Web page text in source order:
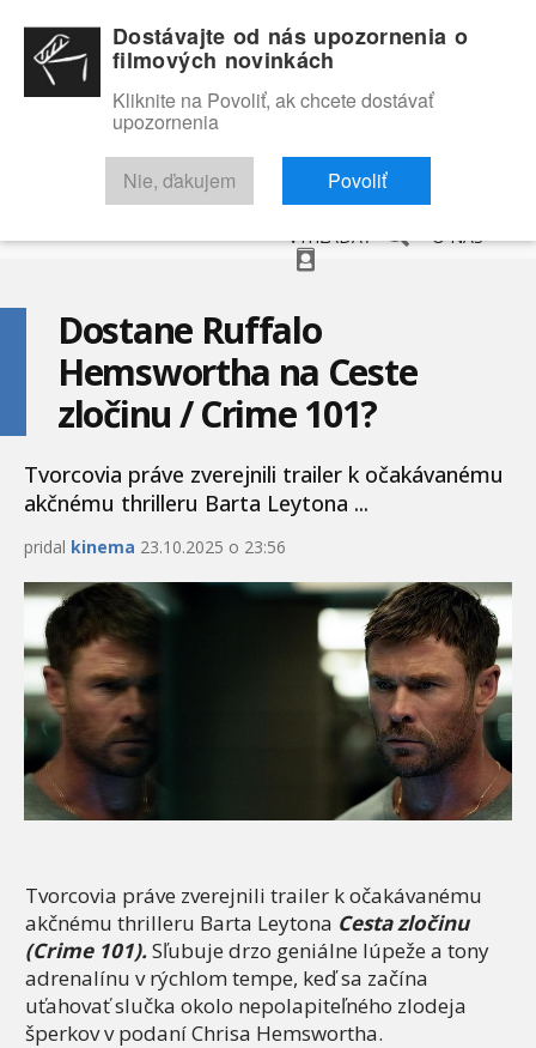
RECENZIE TRAILERY FILMOVÁ DATABÁZA
VYHĽADAŤ O NÁS
Dostane Ruffalo
Hemswortha na Ceste
zločinu / Crime 101?
Tvorcovia práve zverejnili trailer k očakávanému
akčnému thrilleru Barta Leytona ...
pridal kinema 23.10.2025 o 23:56
Tvorcovia práve zverejnili trailer k očakávanému
akčnému thrilleru Barta Leytona Cesta zločinu
(Crime 101).Sľubuje drzo geniálne lúpeže a tony
adrenalínu v rýchlom tempe, keď sa začína
uťahovať slučka okolo nepolapiteľného zlodeja
šperkov v podaní Chrisa Hemswortha.
Dostávajte od nás upozornenia o
filmových novinkách
Kliknite na Povoliť, ak chcete dostávať
upozornenia
Nie, ďakujem Povoliť